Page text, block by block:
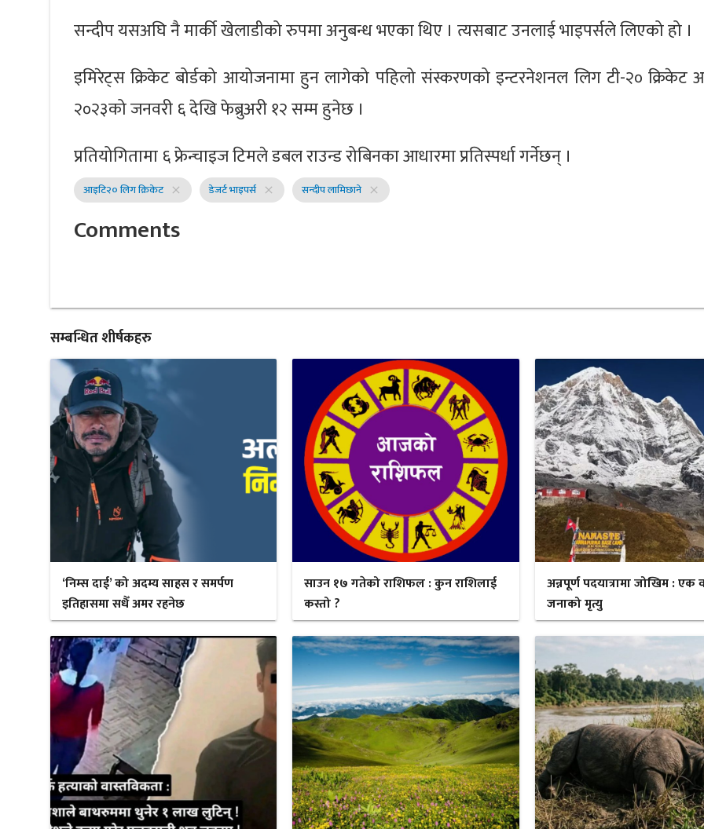
सन्दीप यसअघि नै मार्की खेलाडीको रुपमा अनुबन्ध भएका थिए । त्यसबाट उनलाई भाइपर्सले लिएको हो ।
इमिरेट्स क्रिकेट बोर्डको आयोजनामा हुन लागेको पहिलो संस्करणको इन्टरनेशनल लिग टी-२० क्रिकेट
२०२३को जनवरी ६ देखि फेब्रुअरी १२ सम्म हुनेछ ।
प्रतियोगितामा ६ फ्रेन्चाइज टिमले डबल राउन्ड रोबिनका आधारमा प्रतिस्पर्धा गर्नेछन् ।
आइटि२० लिग क्रिकेट close डेजर्ट भाइपर्स close सन्दीप लामिछाने close
Comments
सम्बन्धित शीर्षकहरु
‘निम्स दाई’ को अदम्य साहस र समर्पण
इतिहासमा सधैँ अमर रहनेछ
साउन १७ गतेको राशिफल : कुन राशिलाई
कस्तो ?
अन्नपूर्ण पदयात्रामा जोखिम : एक
जनाको मृत्यु